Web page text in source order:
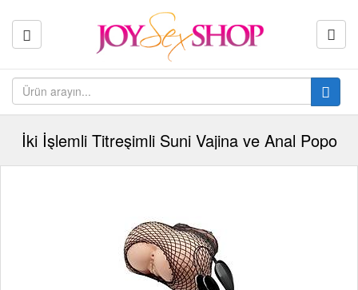
İki İşlemli Titreşimli Suni Vajina ve Anal Popo